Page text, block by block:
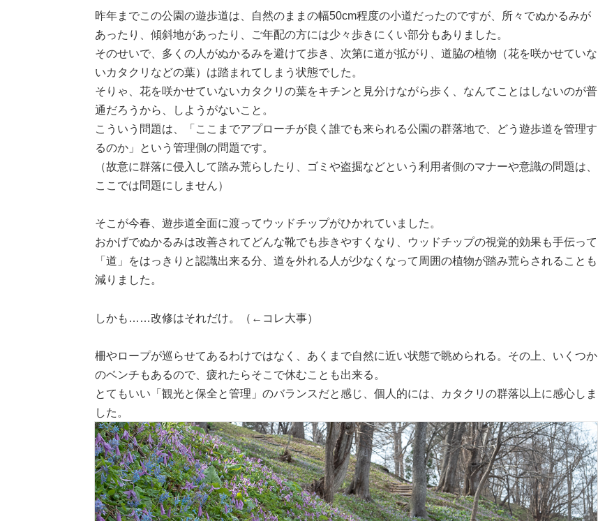
昨年までこの公園の遊歩道は、自然のままの幅50cm程度の小道だったのですが、所々でぬかるみが
あったり、傾斜地があったり、ご年配の方には少々歩きにくい部分もありました。
そのせいで、多くの人がぬかるみを避けて歩き、次第に道が拡がり、道脇の植物（花を咲かせていな
いカタクリなどの葉）は踏まれてしまう状態でした。
そりゃ、花を咲かせていないカタクリの葉をキチンと見分けながら歩く、なんてことはしないのが普
通だろうから、しようがないこと。
こういう問題は、「ここまでアプローチが良く誰でも来られる公園の群落地で、どう遊歩道を管理す
るのか」という管理側の問題です。
（故意に群落に侵入して踏み荒らしたり、ゴミや盗掘などという利用者側のマナーや意識の問題は、
ここでは問題にしません）
そこが今春、遊歩道全面に渡ってウッドチップがひかれていました。
おかげでぬかるみは改善されてどんな靴でも歩きやすくなり、ウッドチップの視覚的効果も手伝って
「道」をはっきりと認識出来る分、道を外れる人が少なくなって周囲の植物が踏み荒らされることも
減りました。
しかも……改修はそれだけ。（←コレ大事）
柵やロープが巡らせてあるわけではなく、あくまで自然に近い状態で眺められる。その上、いくつか
のベンチもあるので、疲れたらそこで休むことも出来る。
とてもいい「観光と保全と管理」のバランスだと感じ、個人的には、カタクリの群落以上に感心しま
した。